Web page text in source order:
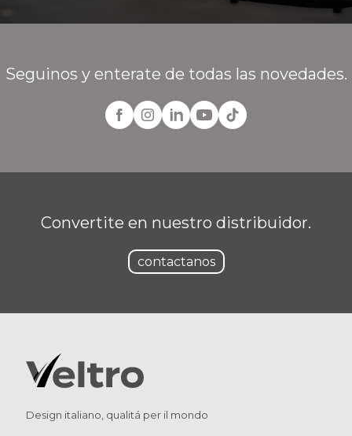
Seguinos y enterate de todas las novedades.
Convertite en nuestro distribuidor.
contactanos
Design italiano, qualitá per il mondo